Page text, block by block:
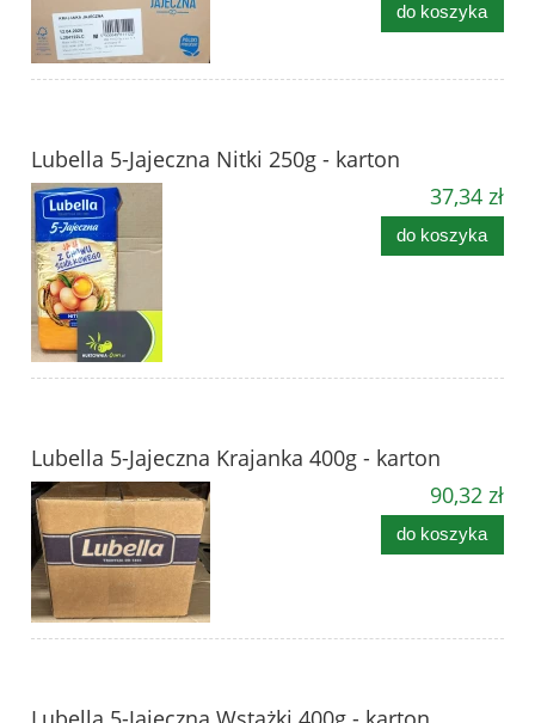
do koszyka
Lubella 5-Jajeczna Nitki 250g - karton
37,34 zł
do koszyka
Lubella 5-Jajeczna Krajanka 400g - karton
90,32 zł
do koszyka